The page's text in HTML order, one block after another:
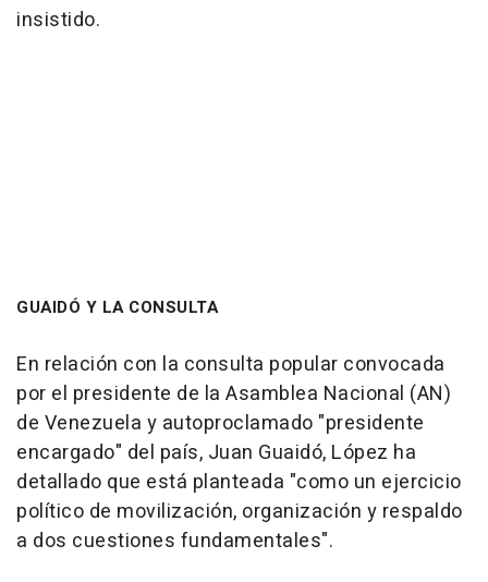
insistido.
GUAIDÓ Y LA CONSULTA
En relación con la consulta popular convocada
por el presidente de la Asamblea Nacional (AN)
de Venezuela y autoproclamado "presidente
encargado" del país, Juan Guaidó, López ha
detallado que está planteada "como un ejercicio
político de movilización, organización y respaldo
a dos cuestiones fundamentales".